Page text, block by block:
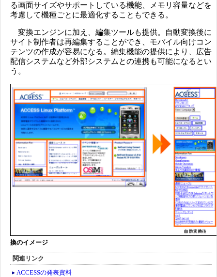
る画面サイズやサポートしている機能、メモリ容量などを
考慮して機種ごとに最適化することもできる。
変換エンジンに加え、編集ツールも提供。自動変換後に
サイト制作者は再編集することができ、モバイル向けコン
テンツの作成が容易になる。編集機能の提供により、広告
配信システムなど外部システムとの連携も可能になるとい
う。
換のイメージ
関連リンク
ACCESSの発表資料